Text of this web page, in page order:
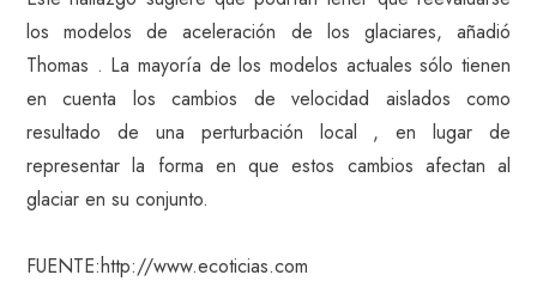
los modelos de aceleración de los glaciares, añadió
Thomas . La mayoría de los modelos actuales sólo tienen
en cuenta los cambios de velocidad aislados como
resultado de una perturbación local , en lugar de
representar la forma en que estos cambios afectan al
glaciar en su conjunto.
FUENTE:http://www.ecoticias.com